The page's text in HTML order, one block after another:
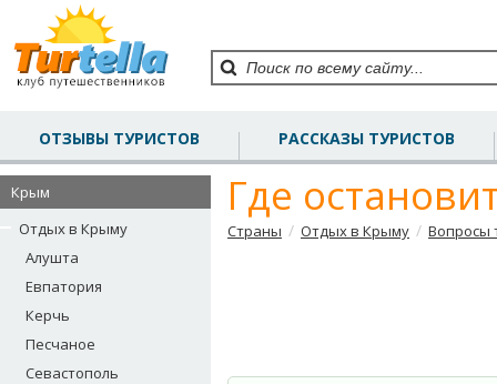
ОТЗЫВЫ ТУРИСТОВ РАССКАЗЫ ТУРИСТОВ
Крым
Отдых в Крыму
Алушта
Евпатория
Керчь
Песчаное
Севастополь
Где
Страны / Отдых в Крыму / Вопросы